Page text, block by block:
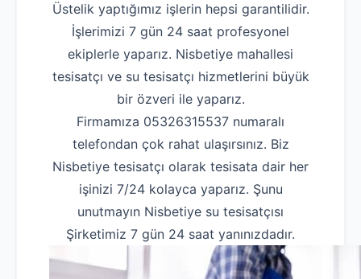
Üstelik yaptığımız işlerin hepsi garantilidir.
İşlerimizi 7 gün 24 saat profesyonel
ekiplerle yaparız. Nisbetiye mahallesi
tesisatçı ve su tesisatçı hizmetlerini büyük
bir özveri ile yaparız.
Firmamıza 05326315537 numaralı
telefondan çok rahat ulaşırsınız. Biz
Nisbetiye tesisatçı olarak tesisata dair her
işinizi 7/24 kolayca yaparız. Şunu
unutmayın Nisbetiye su tesisatçısı
Şirketimiz 7 gün 24 saat yanınızdadır.